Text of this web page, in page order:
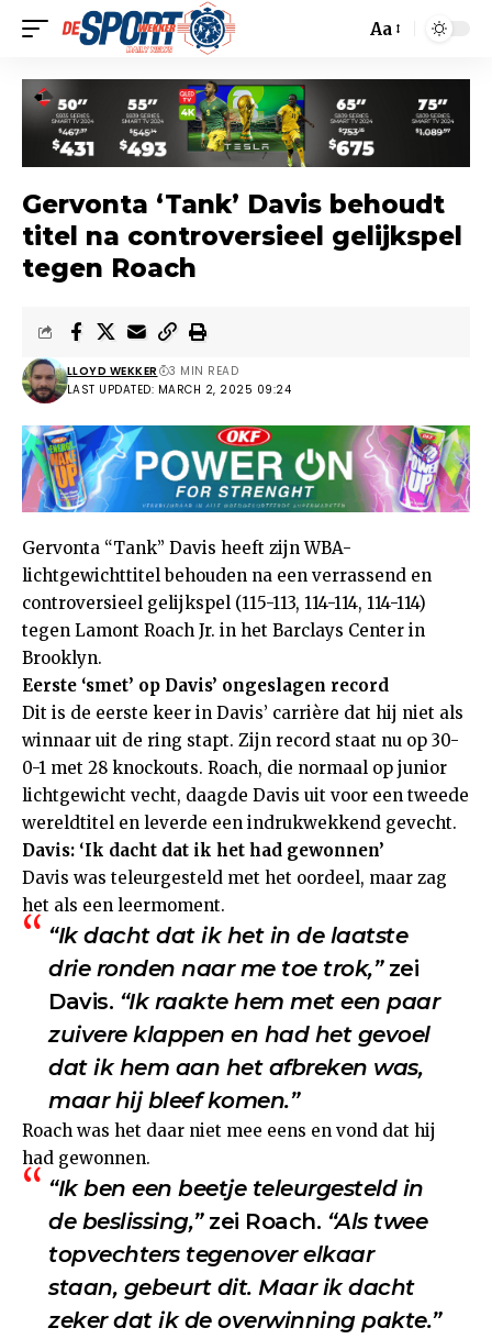
Aa
Gervonta ‘Tank’ Davis behoudt
titel na controversieel gelijkspel
tegen Roach
LAST UPDATED: MARCH 2, 2025 09:24
LLOYD WEKKER 3 MIN READ
Gervonta “Tank” Davis heeft zijn WBA-
lichtgewichttitel behouden na een verrassend en
controversieel gelijkspel (115-113, 114-114, 114-114)
tegen Lamont Roach Jr. in het Barclays Center in
Brooklyn.
Eerste ‘smet’ op Davis’ ongeslagen record
Dit is de eerste keer in Davis’ carrière dat hij niet als
winnaar uit de ring stapt. Zijn record staat nu op 30-
0-1 met 28 knockouts. Roach, die normaal op junior
lichtgewicht vecht, daagde Davis uit voor een tweede
wereldtitel en leverde een indrukwekkend gevecht.
Davis: ‘Ik dacht dat ik het had gewonnen’
Davis was teleurgesteld met het oordeel, maar zag
het als een leermoment.
“Ik dacht dat ik het in de laatste
drie ronden naar me toe trok,”zei
Davis. “Ik raakte hem met een paar
zuivere klappen en had het gevoel
dat ik hem aan het afbreken was,
maar hij bleef komen.”
Roach was het daar niet mee eens en vond dat hij
had gewonnen.
“Ik ben een beetje teleurgesteld in
de beslissing,”zei Roach. “Als twee
topvechters tegenover elkaar
staan, gebeurt dit. Maar ik dacht
zeker dat ik de overwinning pakte.”